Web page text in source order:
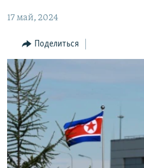
главной
Вернутся
поиску
НАСТОЯЩЕЕ ВРЕМЯ
МИГРАНТ МЕДИА
17 май, 2024
Поделиться